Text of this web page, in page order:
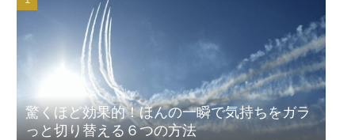
驚くほど効果的！ほんの一瞬で気持ちをガラ
っと切り替える６つの方法